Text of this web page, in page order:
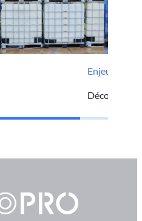
Enjeux 3R
Découvrir